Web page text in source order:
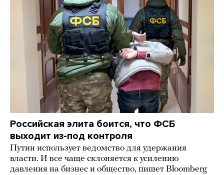
Российская элита боится, что ФСБ
выходит из-под контроля
Путин использует ведомство для удержания
власти. И все чаще склоняется к усилению
давления на бизнес и общество, пишет Bloomberg